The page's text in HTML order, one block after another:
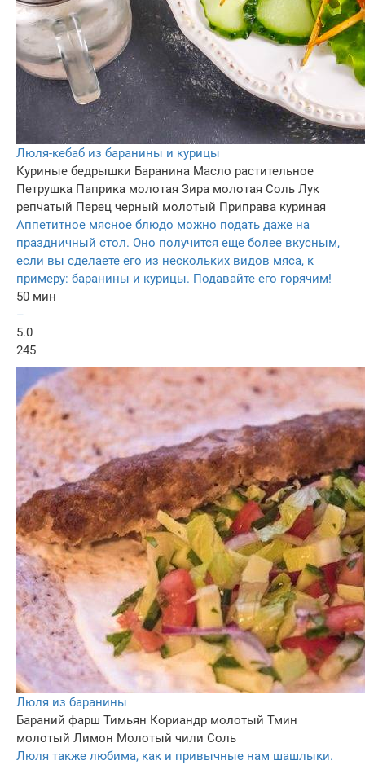
Люля-кебаб из баранины и курицы
Куриные бедрышки Баранина Масло растительное
Петрушка Паприка молотая Зира молотая Соль Лук
репчатый Перец черный молотый Приправа куриная
Аппетитное мясное блюдо можно подать даже на
праздничный стол. Оно получится еще более вкусным,
если вы сделаете его из нескольких видов мяса, к
примеру: баранины и курицы. Подавайте его горячим!
50 мин
–
5.0
245
Люля из баранины
Бараний фарш Тимьян Кориандр молотый Тмин
молотый Лимон Молотый чили Соль
Люля также любима, как и привычные нам шашлыки.